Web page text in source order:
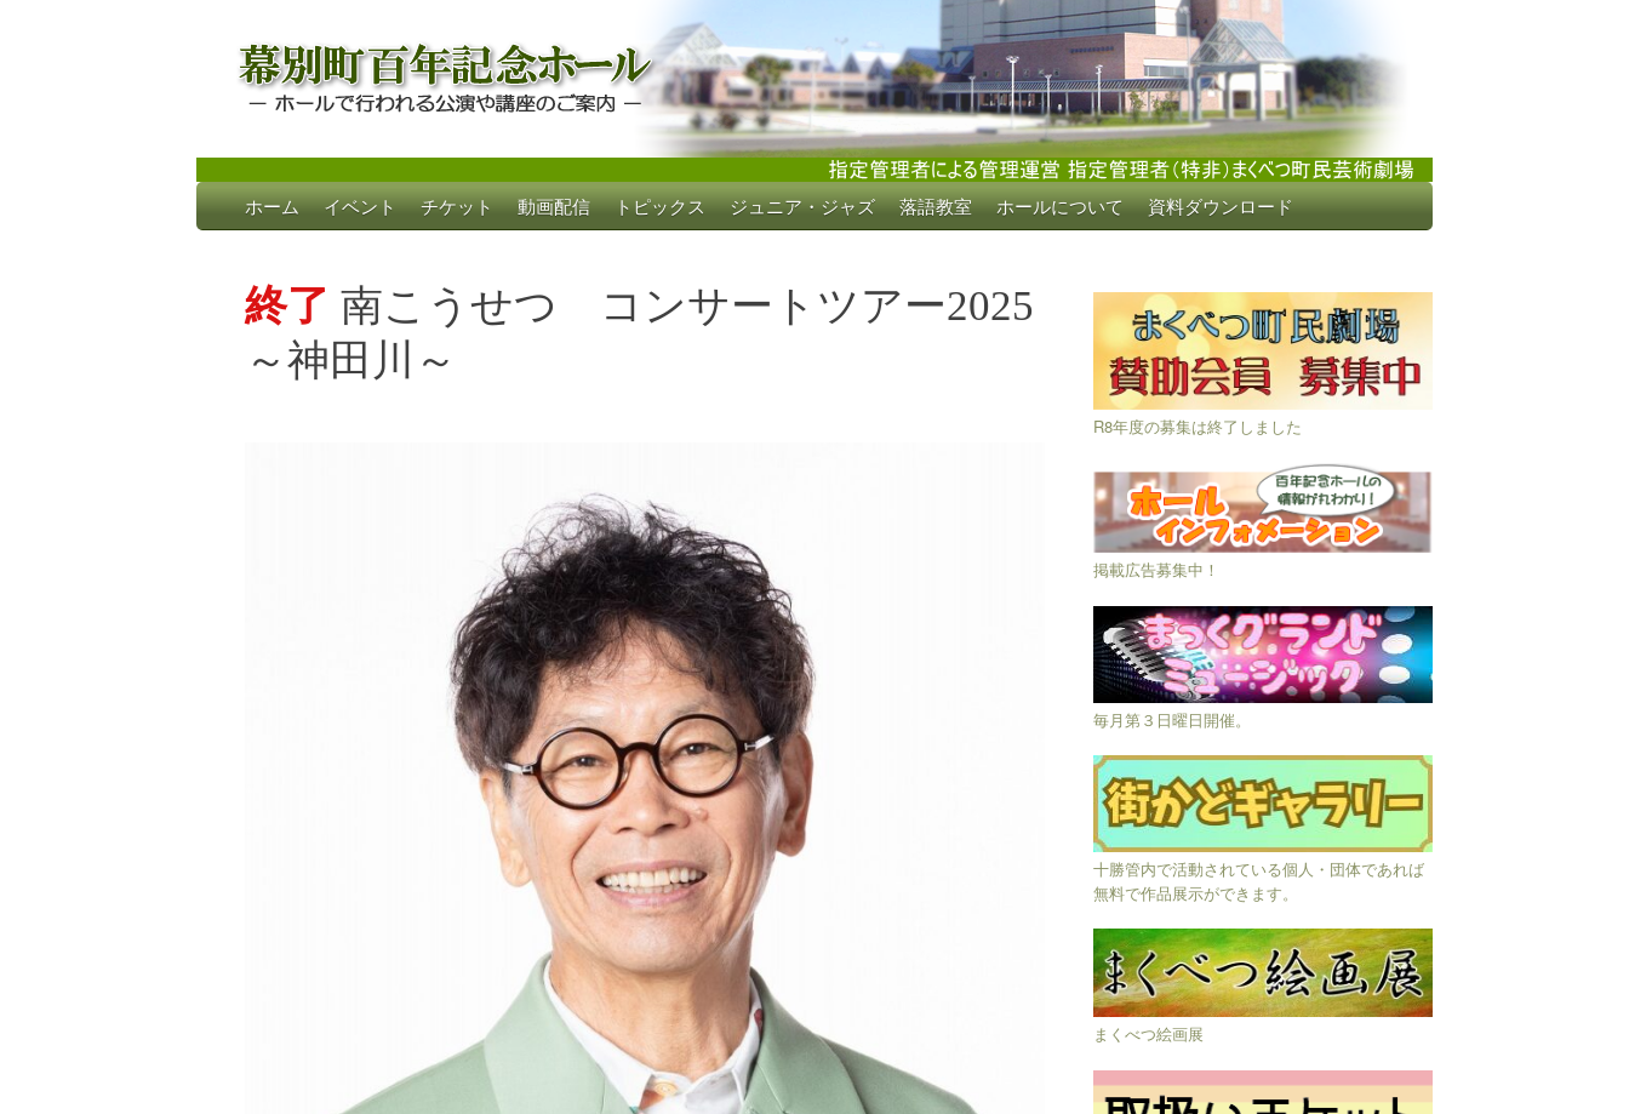
幕別町百年記念ホール
ホールで行われる公演や講座のご案内
Skip
to
ホーム イベント チケット 動画配信 トピックス ジュニア・ジャズ 落語教室 ホールについて 資料ダウンロード
終了 南こうせつ コンサートツアー2025
～神田川～
R8年度の募集は終了しました
掲載広告募集中！
毎月第３日曜日開催。
十勝管内で活動されている個人・団体であれば
無料で作品展示ができます。
まくべつ絵画展